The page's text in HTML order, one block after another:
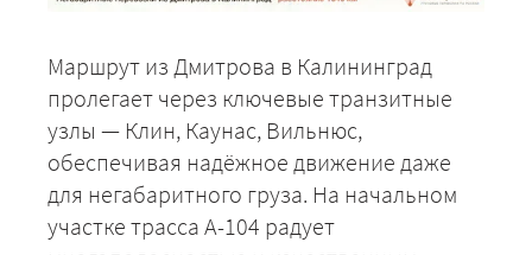
Маршрут из Дмитрова в Калининград
пролегает через ключевые транзитные
узлы — Клин, Каунас, Вильнюс,
обеспечивая надёжное движение даже
для негабаритного груза. На начальном
участке трасса А-104 радует